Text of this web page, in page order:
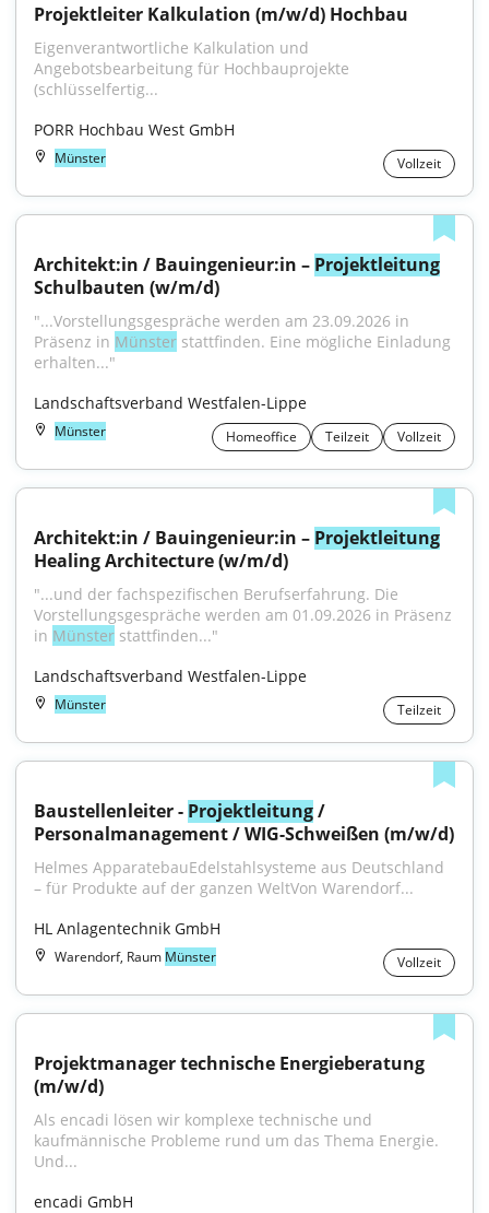
Projektleiter Kalkulation (m/w/d) Hochbau
Eigenverantwortliche Kalkulation und
Angebotsbearbeitung für Hochbauprojekte
(schlüsselfertig...
PORR Hochbau West GmbH
Münster Vollzeit
Architekt:in / Bauingenieur:in – Projektleitung
Schulbauten (w/m/d)
"...Vorstellungsgespräche werden am 23.09.2026 in
Präsenz in Münster stattfinden. Eine mögliche Einladung
erhalten..."
Landschaftsverband Westfalen-Lippe
Münster Homeoffice Teilzeit Vollzeit
Architekt:in / Bauingenieur:in – Projektleitung
Healing Architecture (w/m/d)
"...und der fachspezifischen Berufserfahrung. Die
Vorstellungsgespräche werden am 01.09.2026 in Präsenz
in Münster stattfinden..."
Landschaftsverband Westfalen-Lippe
Münster Teilzeit
Baustellenleiter - Projektleitung /
Personalmanagement / WIG-Schweißen (m/w/d)
Helmes ApparatebauEdelstahlsysteme aus Deutschland
– für Produkte auf der ganzen WeltVon Warendorf...
HL Anlagentechnik GmbH
Warendorf, Raum Münster Vollzeit
Projektmanager technische Energieberatung
(m/w/d)
Als encadi lösen wir komplexe technische und
kaufmännische Probleme rund um das Thema Energie.
Und...
encadi GmbH